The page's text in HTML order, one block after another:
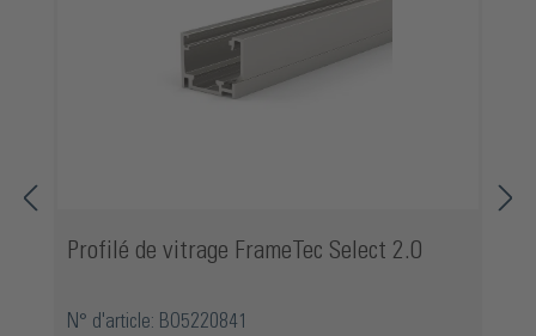
Profilé de vitrage FrameTec Select 2.0
N° d'article: BO5220841